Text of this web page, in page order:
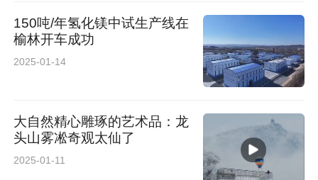
150吨/年氢化镁中试生产线在
榆林开车成功
2025-01-14
大自然精心雕琢的艺术品：龙
头山雾凇奇观太仙了
2025-01-11